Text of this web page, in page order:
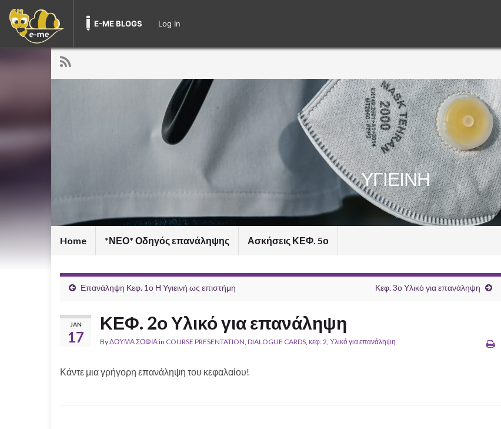
E-ME BLOGS Log In
ΥΓΙΕΙΝΗ
Home *ΝΕΟ* Οδηγός επανάληψης Ασκήσεις ΚΕΦ. 5ο
Επανάληψη Κεφ. 1ο Η Υγιεινή ως επιστήμη Κεφ. 3ο Υλικό για επανάληψη
JAN
17
ΚΕΦ. 2ο Υλικό για επανάληψη
ByΔΟΥΜΑ ΣΟΦΙΑin COURSE PRESENTATION, DIALOGUE CARDS, κεφ. 2, Υλικό για επανάληψη
Κάντε μια γρήγορη επανάληψη του κεφαλαίου!